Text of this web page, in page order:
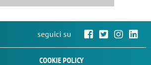
seguici su
COOKIE POLICY